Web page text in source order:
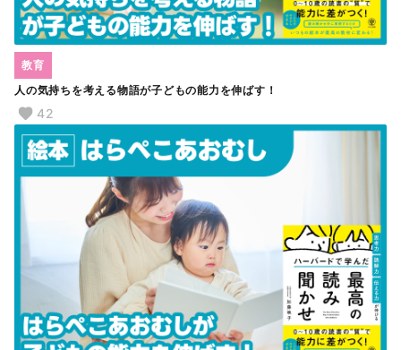
人の気持ちを考える物語が子どもの能力を伸ばす！
教育
42